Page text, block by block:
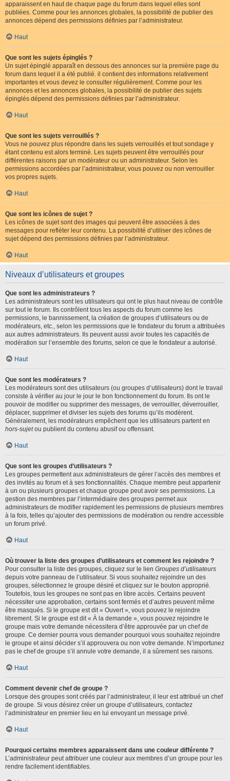
apparaissent en haut de chaque page du forum dans lequel elles sont
publiées. Comme pour les annonces globales, la possibilité de publier des
annonces dépend des permissions définies par l’administrateur.
Haut
Que sont les sujets épinglés ?
Un sujet épinglé apparaît en dessous des annonces sur la première page du
forum dans lequel il a été publié. il contient des informations relativement
importantes et vous devez le consulter régulièrement. Comme pour les
annonces et les annonces globales, la possibilité de publier des sujets
épinglés dépend des permissions définies par l’administrateur.
Haut
Que sont les sujets verrouillés ?
Vous ne pouvez plus répondre dans les sujets verrouillés et tout sondage y
étant contenu est alors terminé. Les sujets peuvent être verrouillés pour
différentes raisons par un modérateur ou un administrateur. Selon les
permissions accordées par l’administrateur, vous pouvez ou non verrouiller
vos propres sujets.
Haut
Que sont les icônes de sujet ?
Les icônes de sujet sont des images qui peuvent être associées à des
messages pour refléter leur contenu. La possibilité d’utiliser des icônes de
sujet dépend des permissions définies par l’administrateur.
Haut
Niveaux d’utilisateurs et groupes
Que sont les administrateurs ?
Les administrateurs sont les utilisateurs qui ont le plus haut niveau de contrôle
sur tout le forum. Ils contrôlent tous les aspects du forum comme les
permissions, le bannissement, la création de groupes d’utilisateurs ou de
modérateurs, etc., selon les permissions que le fondateur du forum a attribuées
aux autres administrateurs. Ils peuvent aussi avoir toutes les capacités de
modération sur l’ensemble des forums, selon ce que le fondateur a autorisé.
Haut
Que sont les modérateurs ?
Les modérateurs sont des utilisateurs (ou groupes d’utilisateurs) dont le travail
consiste à vérifier au jour le jour le bon fonctionnement du forum. Ils ont le
pouvoir de modifier ou supprimer des messages, de verrouiller, déverrouiller,
déplacer, supprimer et diviser les sujets des forums qu’ils modèrent.
Généralement, les modérateurs empêchent que les utilisateurs partent en
hors-sujetou publient du contenu abusif ou offensant.
Haut
Que sont les groupes d’utilisateurs ?
Les groupes permettent aux administrateurs de gérer l’accès des membres et
des invités au forum et à ses fonctionnalités. Chaque membre peut appartenir
à un ou plusieurs groupes et chaque groupe peut avoir ses permissions. La
gestion des membres par l’intermédiaire des groupes permet aux
administrateurs de modifier rapidement les permissions de plusieurs membres
à la fois, telles qu’ajouter des permissions de modération ou rendre accessible
un forum privé.
Haut
Où trouver la liste des groupes d’utilisateurs et comment les rejoindre ?
Pour consulter la liste des groupes, cliquez sur le lien Groupes d’utilisateurs
depuis votre panneau de l’utilisateur. Si vous souhaitez rejoindre un des
groupes, sélectionnez le groupe désiré et cliquez sur le bouton approprié.
Toutefois, tous les groupes ne sont pas en libre accès. Certains peuvent
nécessiter une approbation, certains sont fermés et d’autres peuvent même
être masqués. Si le groupe est dit « Ouvert », vous pouvez le rejoindre
librement. Si le groupe est dit « À la demande », vous pouvez rejoindre le
groupe mais votre demande nécessitera d’être approuvée par un chef de
groupe. Ce dernier pourra vous demander pourquoi vous souhaitez rejoindre
le groupe et ainsi décider s’il approuvera ou non votre demande. N’importunez
pas le chef de groupe s’il annule votre demande, il a sûrement ses raisons.
Haut
Comment devenir chef de groupe ?
Lorsque des groupes sont créés par l’administrateur, il leur est attribué un chef
de groupe. Si vous désirez créer un groupe d’utilisateurs, contactez
l’administrateur en premier lieu en lui envoyant un message privé.
Haut
Pourquoi certains membres apparaissent dans une couleur différente ?
L’administrateur peut attribuer une couleur aux membres d’un groupe pour les
rendre facilement identifiables.